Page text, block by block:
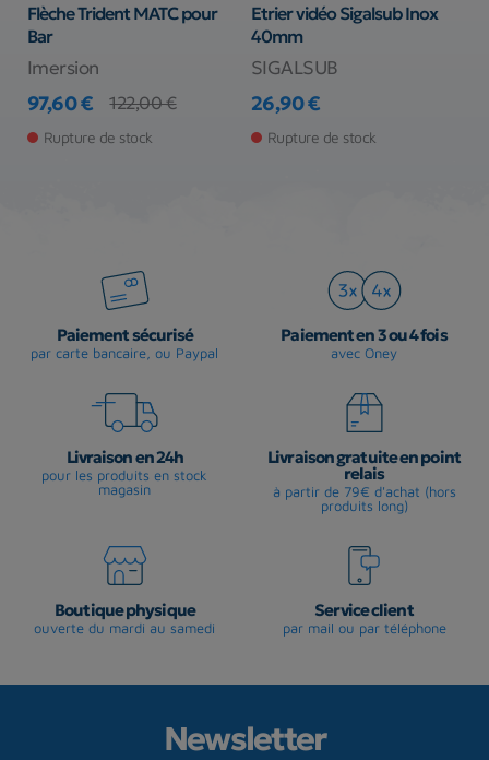
Flèche Trident MATC pour
Bar
Imersion
Prix
97,60 €
Prix de base
122,00 €
Rupture de stock
Etrier vidéo Sigalsub Inox
40mm
SIGALSUB
Prix
26,90 €
Rupture de stock
Paiement sécurisé
par carte bancaire, ou Paypal
Paiement en 3 ou 4 fois
avec Oney
Livraison en 24h
pour les produits en stock
magasin
Livraison gratuite en point
relais
à partir de 79€ d'achat (hors
produits long)
Boutique physique
ouverte du mardi au samedi
Service client
par mail ou par téléphone
Newsletter